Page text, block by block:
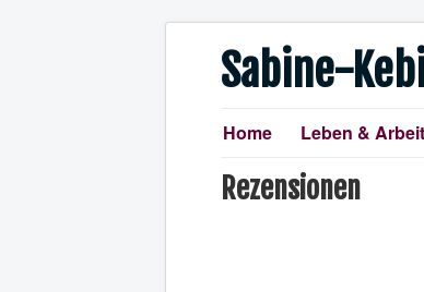
Sabine-
Home Leben & Arbeit
Rezensionen